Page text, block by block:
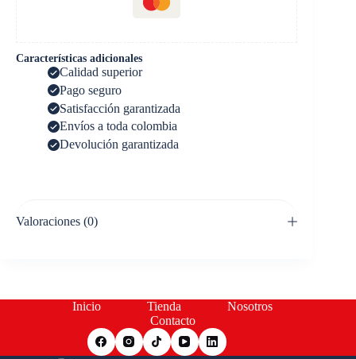
Características adicionales
Calidad superior
Pago seguro
Satisfacción garantizada
Envíos a toda colombia
Devolución garantizada
Valoraciones (0)
Inicio Tienda
Nosotros
Contacto